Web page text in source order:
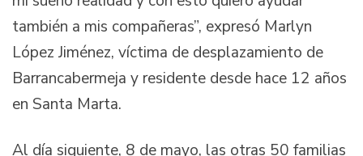
también a mis compañeras”, expresó Marlyn
López Jiménez, víctima de desplazamiento de
Barrancabermeja y residente desde hace 12 años
en Santa Marta.
Al día siguiente, 8 de mayo, las otras 50 familias